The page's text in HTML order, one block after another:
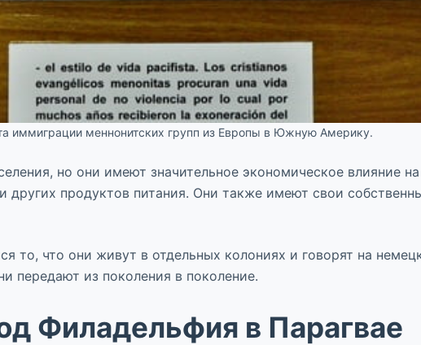
иммиграции меннонитских групп из Европы в Южную Америку.
но они имеют значительное экономическое влияние
продуктов питания. Они также имеют свои
то, что они живут в отдельных колониях и говорят на
передают из поколения в поколение.
Филадельфия в Парагвае